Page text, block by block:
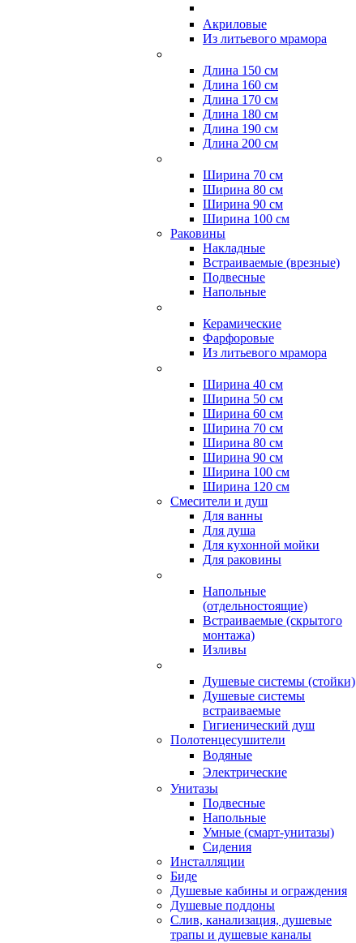
Акриловые
Из литьевого мрамора
Длина 150 см
Длина 160 см
Длина 170 см
Длина 180 см
Длина 190 см
Длина 200 см
Ширина 70 см
Ширина 80 см
Ширина 90 см
Ширина 100 см
Раковины
Накладные
Встраиваемые (врезные)
Подвесные
Напольные
Керамические
Фарфоровые
Из литьевого мрамора
Ширина 40 см
Ширина 50 см
Ширина 60 см
Ширина 70 см
Ширина 80 см
Ширина 90 см
Ширина 100 см
Ширина 120 см
Смесители и душ
Для ванны
Для душа
Для кухонной мойки
Для раковины
Напольные
(отдельностоящие)
Встраиваемые (скрытого
монтажа)
Изливы
Душевые системы (стойки)
Душевые системы
встраиваемые
Гигиенический душ
Полотенцесушители
ㅤВодяные
ㅤЭлектрические
Унитазы
Подвесные
Напольные
Умные (смарт-унитазы)
Сидения
Инсталляции
Биде
Душевые кабины и ограждения
Душевые поддоны
Слив, канализация, душевые
трапы и душевые каналы